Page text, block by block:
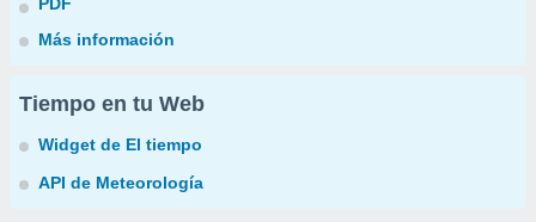
Más información
Tiempo en tu Web
Widget de El tiempo
API de Meteorología